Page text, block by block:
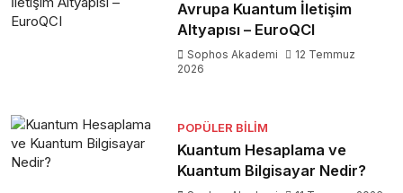
Avrupa Kuantum İletişim
Altyapısı – EuroQCI
Sophos Akademi
12 Temmuz
2026
POPÜLER BILIM
Kuantum Hesaplama ve
Kuantum Bilgisayar Nedir?